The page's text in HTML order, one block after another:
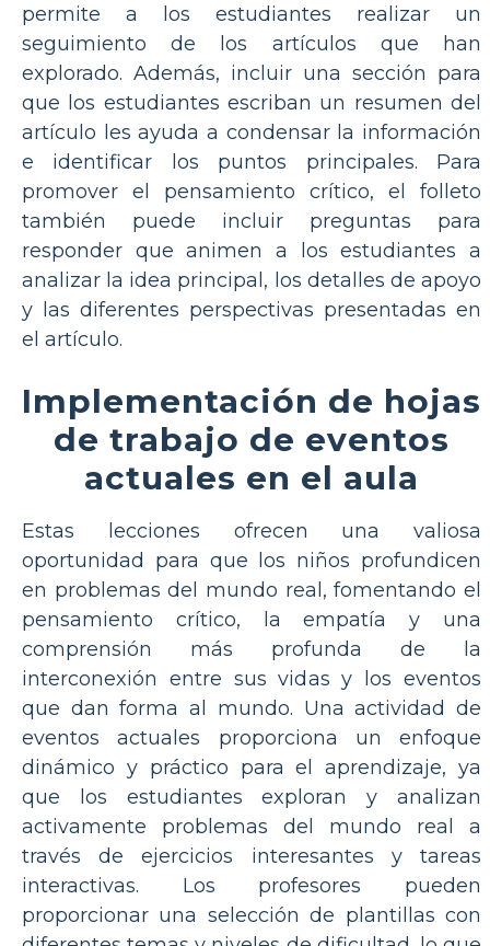
permite a los estudiantes realizar un
seguimiento de los artículos que han
explorado. Además, incluir una sección para
que los estudiantes escriban un resumen del
artículo les ayuda a condensar la información
e identificar los puntos principales. Para
promover el pensamiento crítico, el folleto
también puede incluir preguntas para
responder que animen a los estudiantes a
analizar la idea principal, los detalles de apoyo
y las diferentes perspectivas presentadas en
el artículo.
Implementación de hojas
de trabajo de eventos
actuales en el aula
Estas lecciones ofrecen una valiosa
oportunidad para que los niños profundicen
en problemas del mundo real, fomentando el
pensamiento crítico, la empatía y una
comprensión más profunda de la
interconexión entre sus vidas y los eventos
que dan forma al mundo. Una actividad de
eventos actuales proporciona un enfoque
dinámico y práctico para el aprendizaje, ya
que los estudiantes exploran y analizan
activamente problemas del mundo real a
través de ejercicios interesantes y tareas
interactivas. Los profesores pueden
proporcionar una selección de plantillas con